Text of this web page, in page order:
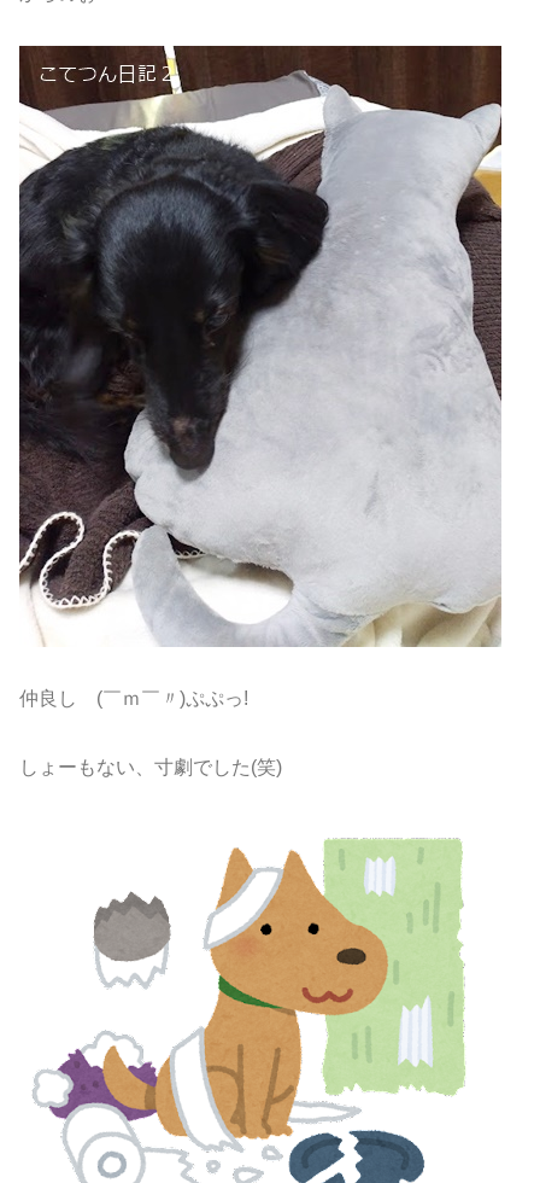
仲良し (￣ｍ￣〃)ぷぷっ!
しょーもない、寸劇でした(笑)